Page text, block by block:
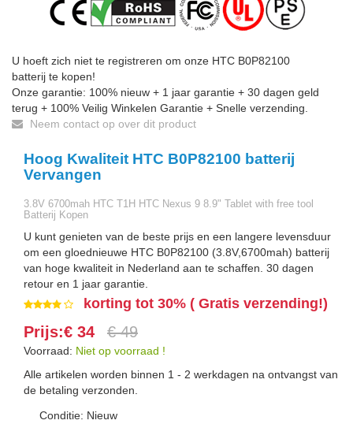
U hoeft zich niet te registreren om onze HTC B0P82100
batterij te kopen!
Onze garantie: 100% nieuw + 1 jaar garantie + 30 dagen geld
terug + 100% Veilig Winkelen Garantie + Snelle verzending.
Neem contact op over dit product
Hoog Kwaliteit HTC B0P82100 batterij
Vervangen
3.8V 6700mah HTC T1H HTC Nexus 9 8.9" Tablet with free tool
Batterij Kopen
U kunt genieten van de beste prijs en een langere levensduur
om een gloednieuwe HTC B0P82100 (3.8V,6700mah) batterij
van hoge kwaliteit in Nederland aan te schaffen. 30 dagen
retour en 1 jaar garantie.
korting tot 30% ( Gratis verzending!)
Prijs:€ 34 € 49
Voorraad: Niet op voorraad !
Alle artikelen worden binnen 1 - 2 werkdagen na ontvangst van
de betaling verzonden.
Conditie: Nieuw